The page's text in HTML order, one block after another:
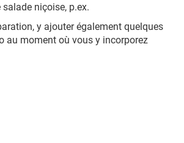
niçoise, p.ex.
y ajouter également quelques
au moment où vous y incorporez